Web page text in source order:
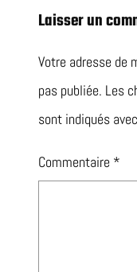
Laisser un
Votre adresse de
pas publiée. Les
sont indiqués avec
Commentaire *